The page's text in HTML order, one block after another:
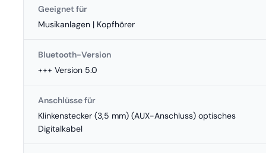
Geeignet für
Musikanlagen | Kopfhörer
Bluetooth-Version
+++ Version 5.0
Anschlüsse für
Klinkenstecker (3,5 mm) (AUX-Anschluss) optisches
Digitalkabel